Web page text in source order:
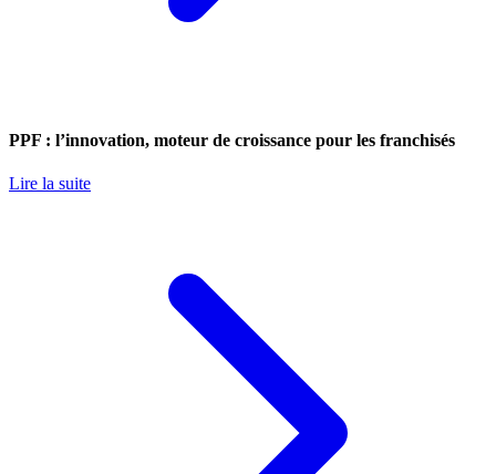
PPF : l’innovation, moteur de croissance pour les franchisés
Lire la suite